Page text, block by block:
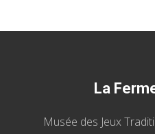
La
Musée des Jeux